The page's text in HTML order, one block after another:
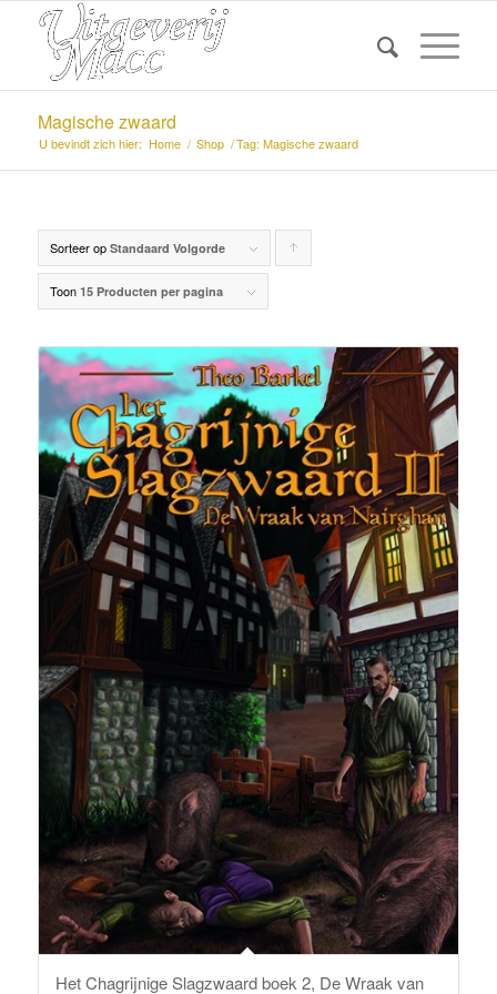
Magische zwaard
U bevindt zich hier: Home / Shop /Tag: Magische zwaard
Sorteer op Standaard Volgorde
Toon 15 Producten per pagina
Het Chagrijnige Slagzwaard boek 2, De Wraak van